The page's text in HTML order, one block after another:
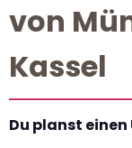
von
Kassel
Du planst